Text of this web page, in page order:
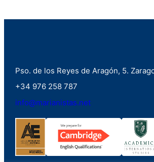
Pso. de los Reyes de Aragón, 5.
+34 976 258 787
info@marianistas.net